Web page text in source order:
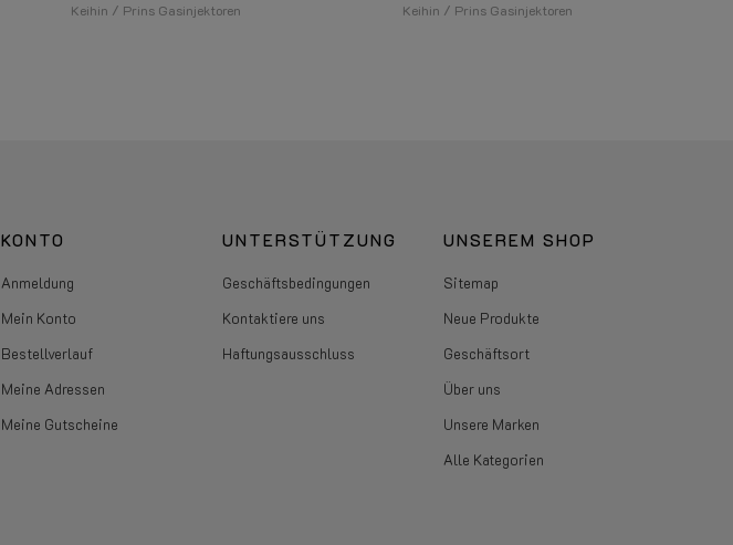
Keihin / Prins Gasinjektoren Keihin / Prins Gasinjektoren
KONTO
Anmeldung
Mein Konto
Bestellverlauf
Meine Adressen
Meine Gutscheine
UNTERSTÜTZUNG
Geschäftsbedingungen
Kontaktiere uns
Haftungsausschluss
UNSEREM SHOP
Sitemap
Neue Produkte
Geschäftsort
Über uns
Unsere Marken
Alle Kategorien